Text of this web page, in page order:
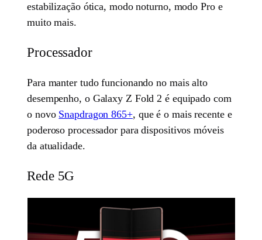
estabilização ótica, modo noturno, modo Pro e
muito mais.
Processador
Para manter tudo funcionando no mais alto
desempenho, o Galaxy Z Fold 2 é equipado com
o novo Snapdragon 865+, que é o mais recente e
poderoso processador para dispositivos móveis
da atualidade.
Rede 5G